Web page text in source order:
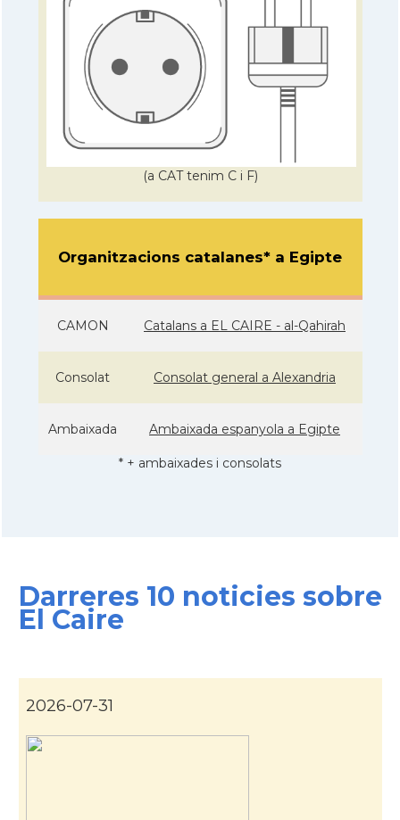
(a CAT tenim C i F)
Organitzacions catalanes* a Egipte
CAMON Catalans a EL CAIRE - al-Qahirah
Consolat Consolat general a Alexandria
Ambaixada Ambaixada espanyola a Egipte
* + ambaixades i consolats
Darreres 10 noticies sobre
El Caire
2026-07-31